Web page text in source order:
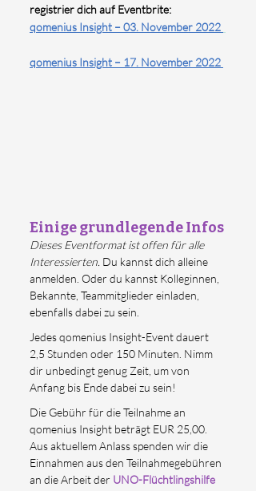
registrier dich auf Eventbrite:
qomenius Insight – 03. November 2022
qomenius Insight – 17. November 2022
Einige grundlegende Infos
Dieses Eventformat ist offen für alle
Interessierten. Du kannst dich alleine
anmelden. Oder du kannst Kolleginnen,
Bekannte, Teammitglieder einladen,
ebenfalls dabei zu sein.
Jedes qomenius Insight-Event dauert
2,5 Stunden oder 150 Minuten. Nimm
dir unbedingt genug Zeit, um von
Anfang bis Ende dabei zu sein!
Die Gebühr für die Teilnahme an
qomenius Insight beträgt EUR 25,00.
Aus aktuellem Anlass spenden wir die
Einnahmen aus den Teilnahmegebühren
an die Arbeit der UNO-Flüchtlingshilfe